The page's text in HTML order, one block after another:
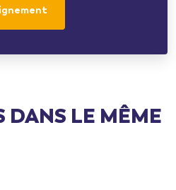
DANS LE MÊME